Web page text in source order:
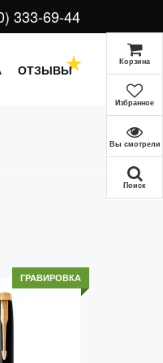
333-69-44
ОТЗЫВЫ
ГРАВИРОВКА
Корзина
Избранное
Вы смотрели
Поиск